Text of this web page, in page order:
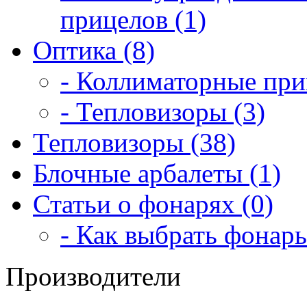
прицелов (1)
Оптика (8)
- Коллиматорные
- Тепловизоры (3)
Тепловизоры (38)
Блочные арбалеты (1)
Статьи о фонарях (0)
- Как выбрать
Производители